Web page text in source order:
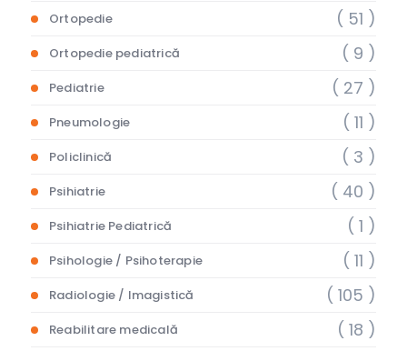
Ortopedie ( 51 )
Ortopedie pediatrică ( 9 )
Pediatrie ( 27 )
Pneumologie ( 11 )
Policlinică ( 3 )
Psihiatrie ( 40 )
Psihiatrie Pediatrică ( 1 )
Psihologie / Psihoterapie ( 11 )
Radiologie / Imagistică ( 105 )
Reabilitare medicală ( 18 )